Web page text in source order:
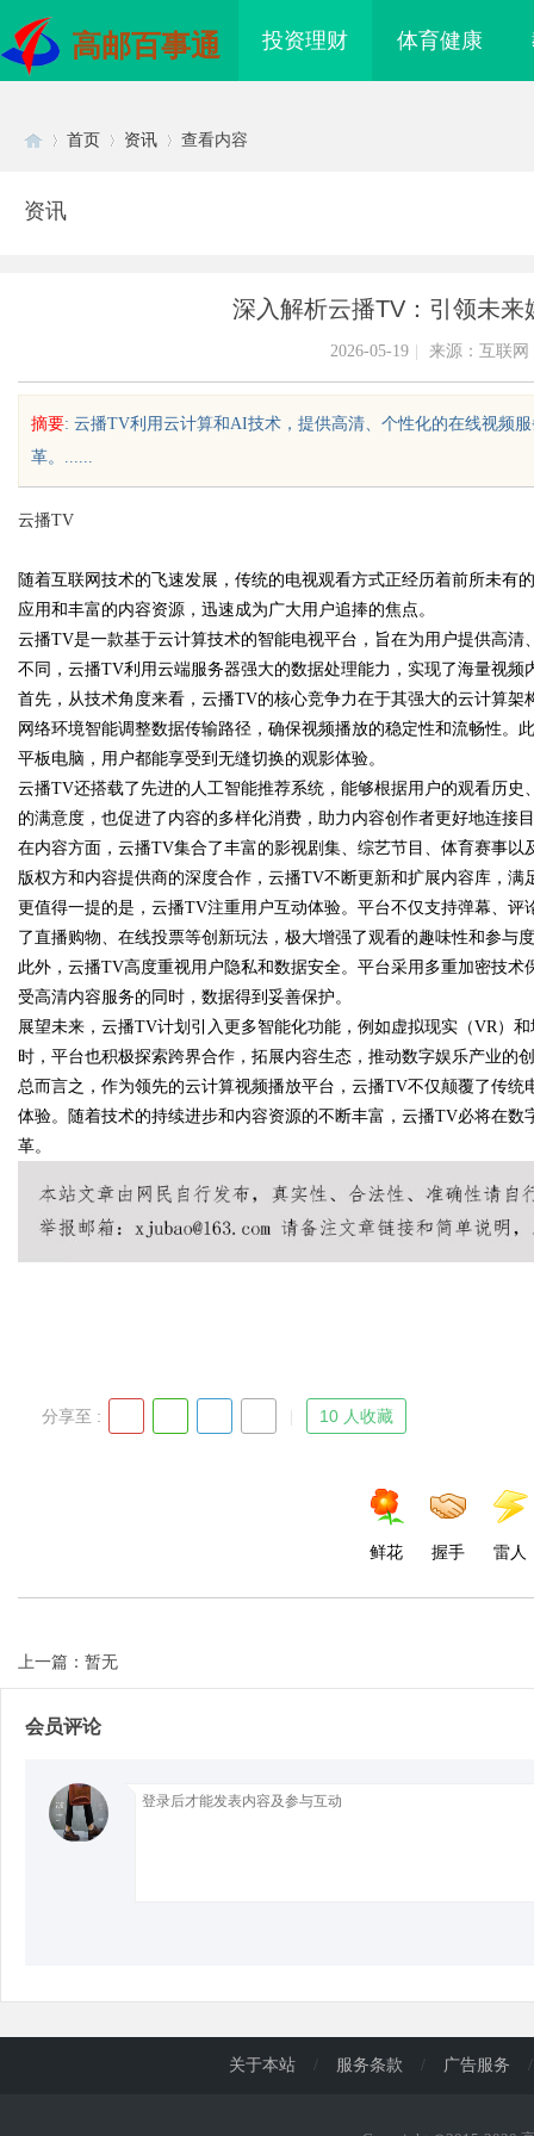
高邮百事通 投资理财 体育健康
uz
!
Bo
d
首页 资讯 查看内容
资讯
深入解析云播TV：引领未
2026-05-19 来源：互联网
摘要: 云播TV利用云计算和AI技术，提供高清、个性化的在线视频
革。......
云播TV
随着互联网技术的飞速发展，传统的电视观看方式正经历着前所未有
应用和丰富的内容资源，迅速成为广大用户追捧的焦点。
云播TV是一款基于云计算技术的智能电视平台，旨在为用户提供高
不同，云播TV利用云端服务器强大的数据处理能力，实现了海量视
首先，从技术角度来看，云播TV的核心竞争力在于其强大的云计算
网络环境智能调整数据传输路径，确保视频播放的稳定性和流畅性
平板电脑，用户都能享受到无缝切换的观影体验。
云播TV还搭载了先进的人工智能推荐系统，能够根据用户的观看历
的满意度，也促进了内容的多样化消费，助力内容创作者更好地连接
在内容方面，云播TV集合了丰富的影视剧集、综艺节目、体育赛事
版权方和内容提供商的深度合作，云播TV不断更新和扩展内容库，满
更值得一提的是，云播TV注重用户互动体验。平台不仅支持弹幕、
了直播购物、在线投票等创新玩法，极大增强了观看的趣味性和参与
此外，云播TV高度重视用户隐私和数据安全。平台采用多重加密技
受高清内容服务的同时，数据得到妥善保护。
展望未来，云播TV计划引入更多智能化功能，例如虚拟现实（VR）
时，平台也积极探索跨界合作，拓展内容生态，推动数字娱乐产业的
总而言之，作为领先的云计算视频播放平台，云播TV不仅颠覆了传
体验。随着技术的持续进步和内容资源的不断丰富，云播TV必将在
革。
分享至 : 10 人收藏
鲜花 握手 雷人
上一篇：暂无
会员评论
，去南油大仓库
靠谱
关于本站 / 服务条款 / 广告服务 /